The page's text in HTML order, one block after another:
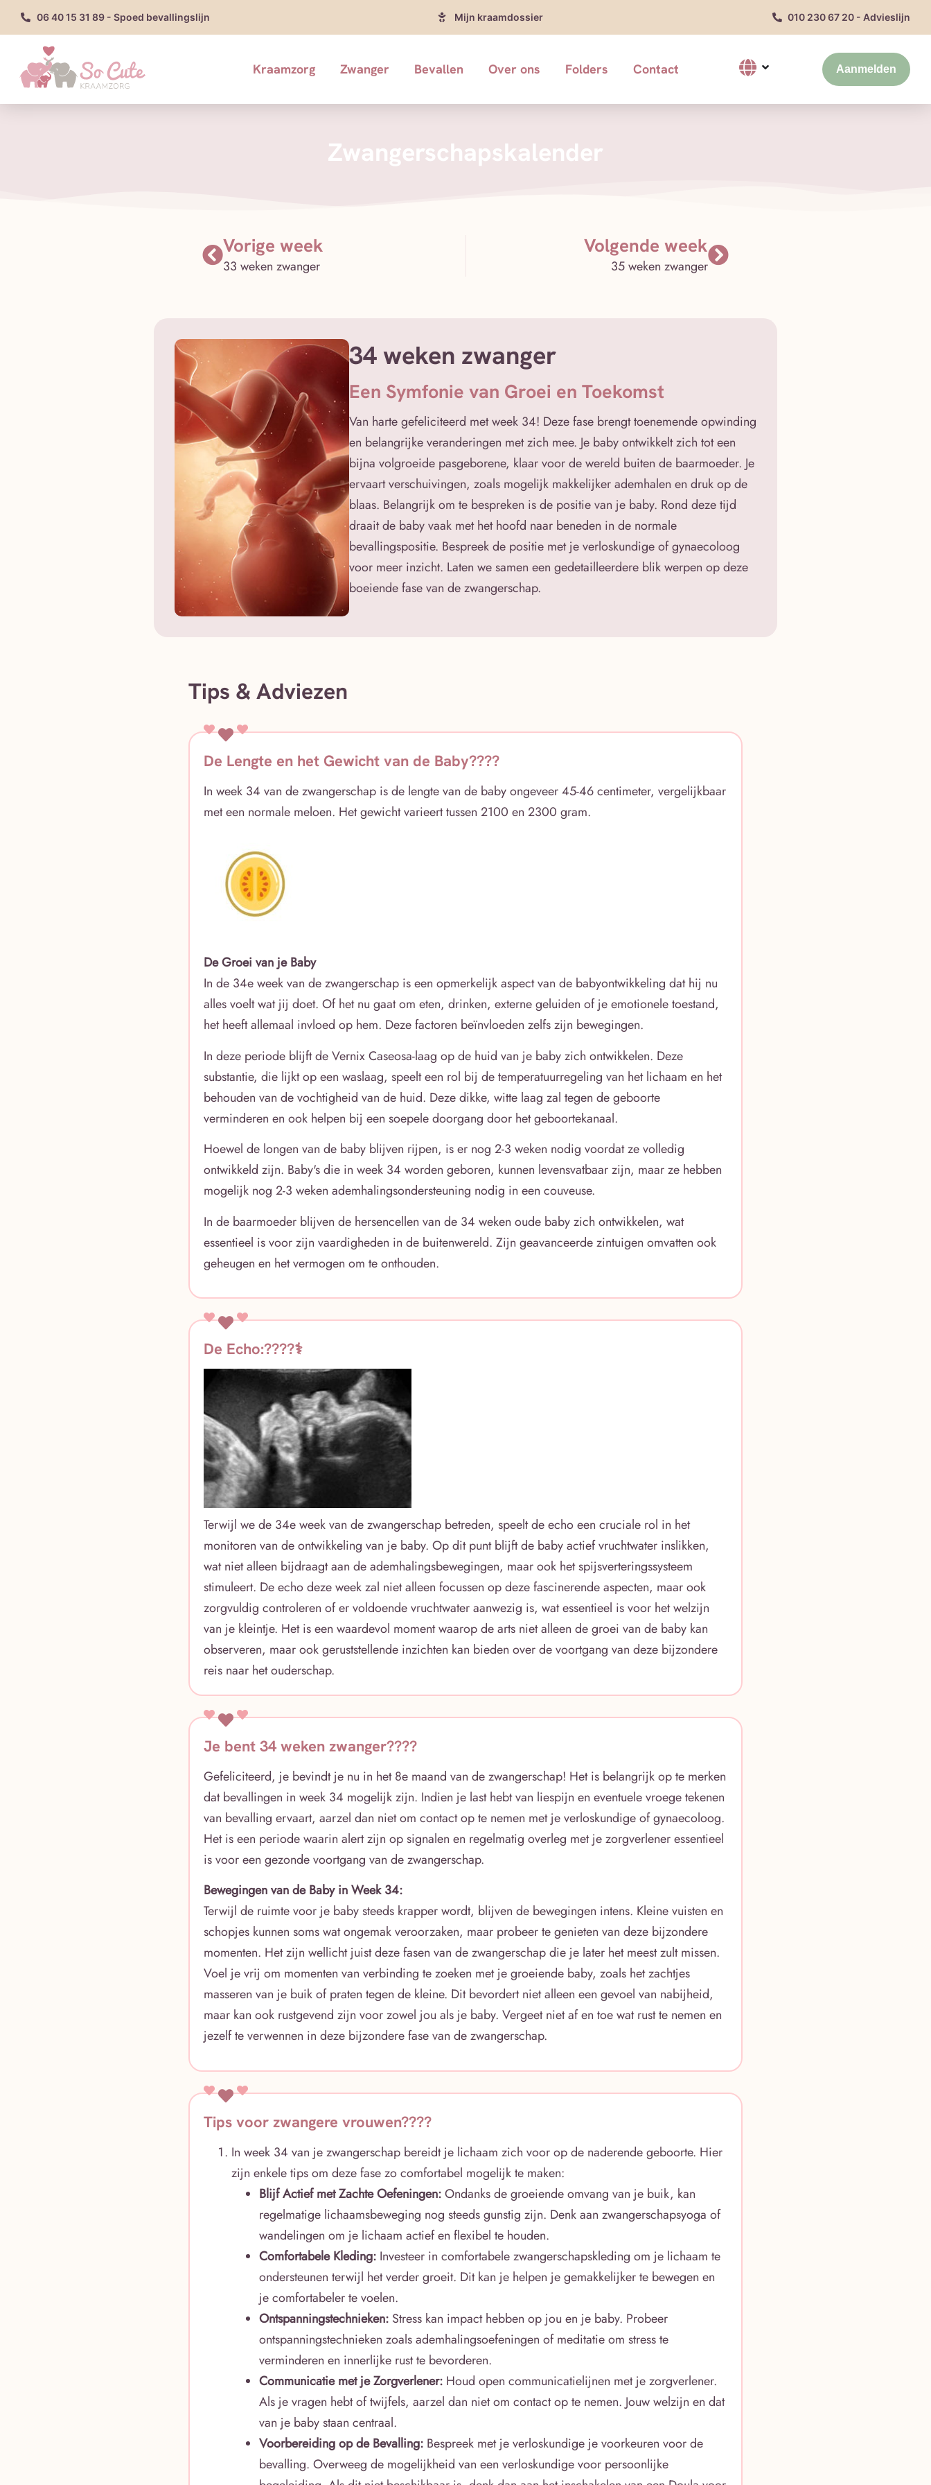
06 40 15 31 89 - Spoed bevallingslijn Mijn kraamdossier 010 230 67 20 - Advieslijn
Kraamzorg Zwanger Bevallen Over ons Folders Contact Aanmelden
Zwangerschapskalender
Vorige week
33 weken zwanger
Volgende week
35 weken zwanger
34 weken zwanger
Een Symfonie van Groei en Toekomst
Van harte gefeliciteerd met week 34! Deze fase brengt toenemende opwinding
en belangrijke veranderingen met zich mee. Je baby ontwikkelt zich tot een
bijna volgroeide pasgeborene, klaar voor de wereld buiten de baarmoeder. Je
ervaart verschuivingen, zoals mogelijk makkelijker ademhalen en druk op de
blaas. Belangrijk om te bespreken is de positie van je baby. Rond deze tijd
draait de baby vaak met het hoofd naar beneden in de normale
bevallingspositie. Bespreek de positie met je verloskundige of gynaecoloog
voor meer inzicht. Laten we samen een gedetailleerdere blik werpen op deze
boeiende fase van de zwangerschap.
Tips & Adviezen
De Lengte en het Gewicht van de Baby????
In week 34 van de zwangerschap is de lengte van de baby ongeveer 45-46 centimeter, vergelijkbaar
met een normale meloen. Het gewicht varieert tussen 2100 en 2300 gram.
De Groei van je Baby
In de 34e week van de zwangerschap is een opmerkelijk aspect van de babyontwikkeling dat hij nu
alles voelt wat jij doet. Of het nu gaat om eten, drinken, externe geluiden of je emotionele toestand,
het heeft allemaal invloed op hem. Deze factoren beïnvloeden zelfs zijn bewegingen.
In deze periode blijft de Vernix Caseosa-laag op de huid van je baby zich ontwikkelen. Deze
substantie, die lijkt op een waslaag, speelt een rol bij de temperatuurregeling van het lichaam en het
behouden van de vochtigheid van de huid. Deze dikke, witte laag zal tegen de geboorte
verminderen en ook helpen bij een soepele doorgang door het geboortekanaal.
Hoewel de longen van de baby blijven rijpen, is er nog 2-3 weken nodig voordat ze volledig
ontwikkeld zijn. Baby's die in week 34 worden geboren, kunnen levensvatbaar zijn, maar ze hebben
mogelijk nog 2-3 weken ademhalingsondersteuning nodig in een couveuse.
In de baarmoeder blijven de hersencellen van de 34 weken oude baby zich ontwikkelen, wat
essentieel is voor zijn vaardigheden in de buitenwereld. Zijn geavanceerde zintuigen omvatten ook
geheugen en het vermogen om te onthouden.
De Echo:????‍⚕️
Terwijl we de 34e week van de zwangerschap betreden, speelt de echo een cruciale rol in het
monitoren van de ontwikkeling van je baby. Op dit punt blijft de baby actief vruchtwater inslikken,
wat niet alleen bijdraagt aan de ademhalingsbewegingen, maar ook het spijsverteringssysteem
stimuleert. De echo deze week zal niet alleen focussen op deze fascinerende aspecten, maar ook
zorgvuldig controleren of er voldoende vruchtwater aanwezig is, wat essentieel is voor het welzijn
van je kleintje. Het is een waardevol moment waarop de arts niet alleen de groei van de baby kan
observeren, maar ook geruststellende inzichten kan bieden over de voortgang van deze bijzondere
reis naar het ouderschap.
Je bent 34 weken zwanger????
Gefeliciteerd, je bevindt je nu in het 8e maand van de zwangerschap! Het is belangrijk op te merken
dat bevallingen in week 34 mogelijk zijn. Indien je last hebt van liespijn en eventuele vroege tekenen
van bevalling ervaart, aarzel dan niet om contact op te nemen met je verloskundige of gynaecoloog.
Het is een periode waarin alert zijn op signalen en regelmatig overleg met je zorgverlener essentieel
is voor een gezonde voortgang van de zwangerschap.
Bewegingen van de Baby in Week 34:
Terwijl de ruimte voor je baby steeds krapper wordt, blijven de bewegingen intens. Kleine vuisten en
schopjes kunnen soms wat ongemak veroorzaken, maar probeer te genieten van deze bijzondere
momenten. Het zijn wellicht juist deze fasen van de zwangerschap die je later het meest zult missen.
Voel je vrij om momenten van verbinding te zoeken met je groeiende baby, zoals het zachtjes
masseren van je buik of praten tegen de kleine. Dit bevordert niet alleen een gevoel van nabijheid,
maar kan ook rustgevend zijn voor zowel jou als je baby. Vergeet niet af en toe wat rust te nemen en
jezelf te verwennen in deze bijzondere fase van de zwangerschap.
Tips voor zwangere vrouwen????
In week 34 van je zwangerschap bereidt je lichaam zich voor op de naderende geboorte. Hier
zijn enkele tips om deze fase zo comfortabel mogelijk te maken:
Blijf Actief met Zachte Oefeningen:Ondanks de groeiende omvang van je buik, kan
regelmatige lichaamsbeweging nog steeds gunstig zijn. Denk aan zwangerschapsyoga of
wandelingen om je lichaam actief en flexibel te houden.
Comfortabele Kleding: Investeer in comfortabele zwangerschapskleding om je lichaam te
ondersteunen terwijl het verder groeit. Dit kan je helpen je gemakkelijker te bewegen en
je comfortabeler te voelen.
Ontspanningstechnieken: Stress kan impact hebben op jou en je baby. Probeer
ontspanningstechnieken zoals ademhalingsoefeningen of meditatie om stress te
verminderen en innerlijke rust te bevorderen.
Communicatie met je Zorgverlener: Houd open communicatielijnen met je zorgverlener.
Als je vragen hebt of twijfels, aarzel dan niet om contact op te nemen. Jouw welzijn en dat
van je baby staan centraal.
Voorbereiding op de Bevalling: Bespreek met je verloskundige je voorkeuren voor de
bevalling. Overweeg de mogelijkheid van een verloskundige voor persoonlijke